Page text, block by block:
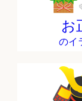
お
のイ